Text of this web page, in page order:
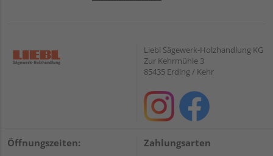
Liebl Sägewerk-Holzhandlung KG
Zur Kehrmühle 3
85435 Erding / Kehr
Öffnungszeiten: Zahlungsarten